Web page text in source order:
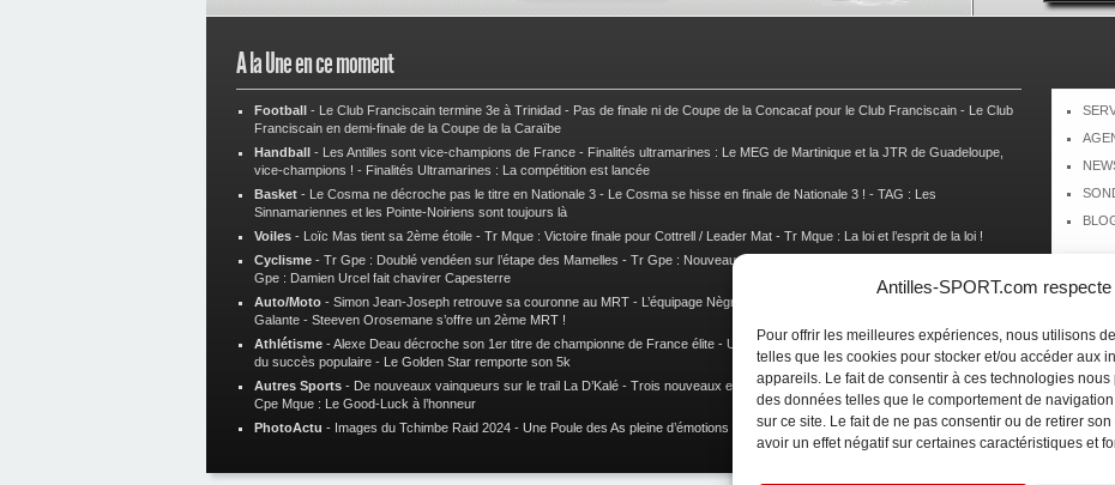
Antilles-SPORT.com
Pour offrir les meilleures expériences, nous utilisons
telles que les cookies pour stocker et/ou accéder aux
appareils. Le fait de consentir à ces technologies nous
des données telles que le comportement de
sur ce site. Le fait de ne pas consentir ou de retirer
avoir un effet négatif sur certaines caractéristiques et
A la Une en ce moment
Football - Le Club Franciscain termine 3e à Trinidad - Pas de finale ni de Coupe de la Concacaf pour le Club Franciscain - Le Club
Franciscain en demi-finale de la Coupe de la Caraïbe
Handball - Les Antilles sont vice-champions de France - Finalités ultramarines : Le MEG de Martinique et la JTR de Guadeloupe,
vice-champions ! - Finalités Ultramarines : La compétition est lancée
Basket - Le Cosma ne décroche pas le titre en Nationale 3 - Le Cosma se hisse en finale de Nationale 3 ! - TAG : Les
Sinnamariennes et les Pointe-Noiriens sont toujours là
Voiles - Loïc Mas tient sa 2ème étoile - Tr Mque : Victoire finale pour Cottrell / Leader Mat - Tr Mque : La loi et l’esprit de la loi !
Cyclisme - Tr Gpe : Doublé vendéen sur l’étape des Mamelles - Tr Gpe : Nouveau changement de leader, Damien Urcel out
Gpe : Damien Urcel fait chavirer Capesterre
Auto/Moto - Simon Jean-Joseph retrouve sa couronne au MRT - L’équipage Nègre – Gérard remporte le 9e rallye du Pays Marie-
Galante - Steeven Orosemane s’offre un 2ème MRT !
Athlétisme -Alexe Deau décroche son 1er titre de championne de France élite - Un semi marathon sous le signe de la chaleur et
du succès populaire - Le Golden Star remporte son 5k
Autres Sports - De nouveaux vainqueurs sur le trail La D’Kalé - Trois nouveaux et un habitué au palmarès du Trail des Trésors-
Cpe Mque : Le Good-Luck à l’honneur
PhotoActu - Images du Tchimbe Raid 2024 - Une Poule des As pleine d’émotions ! Images de la Woulib 113 X-Trem